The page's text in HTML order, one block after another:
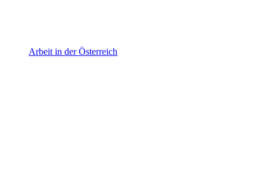
Arbeit in der Österreich